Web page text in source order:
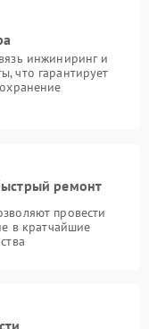
инжиниринг и
что гарантирует
ремонт
провести
в кратчайшие